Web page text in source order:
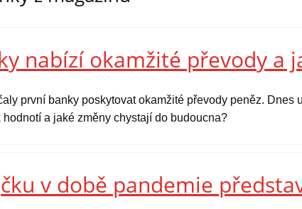
nabízí okamžité převody a
první banky poskytovat okamžité převody peněz.
hodnotí a jaké změny chystají do budoucna?
v době pandemie